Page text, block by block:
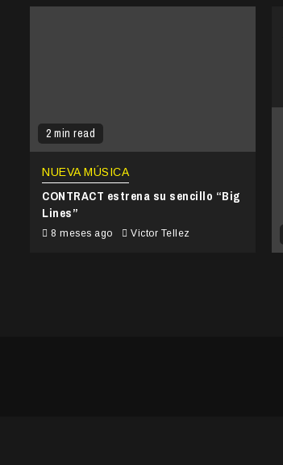
2 min read
NUEVA MÚSICA
CONTRACT estrena su sencillo “Big
Lines”
8 meses ago Victor Tellez